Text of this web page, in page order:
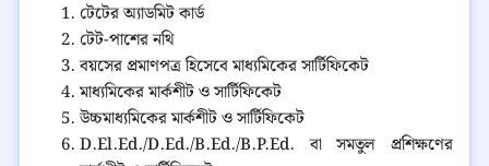
টেটের অ্যাডমিট কার্ড
টেট-পাশের নথি
বয়সের প্রমাণপত্র হিসেবে মাধ্যমিকের সার্টিফিকেট
মাধ্যমিকের মার্কশীট ও সার্টিফিকেট
উচ্চমাধ্যমিকের মার্কশীট ও সার্টিফিকেট
D.El.Ed./D.Ed./B.Ed./B.P.Ed. বা সমতুল প্রশিক্ষণের